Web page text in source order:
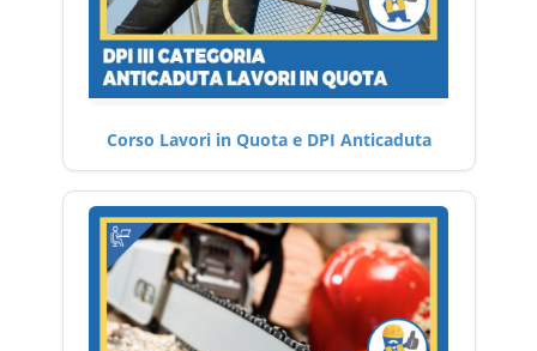
Corso Lavori in Quota e DPI Anticaduta